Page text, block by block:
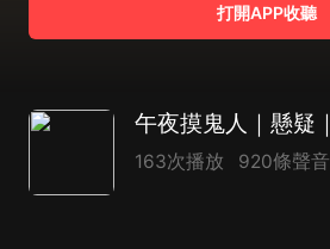
打開APP收聽
163次播放 920條聲音